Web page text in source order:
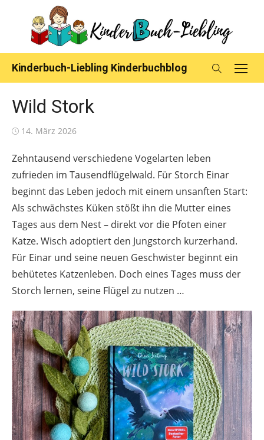
content
Kinderbuch-Liebling Kinderbuchblog
Wild Stork
Posted
14. März 2026
Zehntausend verschiedene Vogelarten leben
zufrieden im Tausendflügelwald. Für Storch Einar
beginnt das Leben jedoch mit einem unsanften Start:
Als schwächstes Küken stößt ihn die Mutter eines
Tages aus dem Nest – direkt vor die Pfoten einer
Katze. Wisch adoptiert den Jungstorch kurzerhand.
Für Einar und seine neuen Geschwister beginnt ein
behütetes Katzenleben. Doch eines Tages muss der
Storch lernen, seine Flügel zu nutzen …